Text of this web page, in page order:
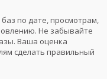
по дате, просмотрам,
Не забывайте
Ваша оценка
сделать правильный